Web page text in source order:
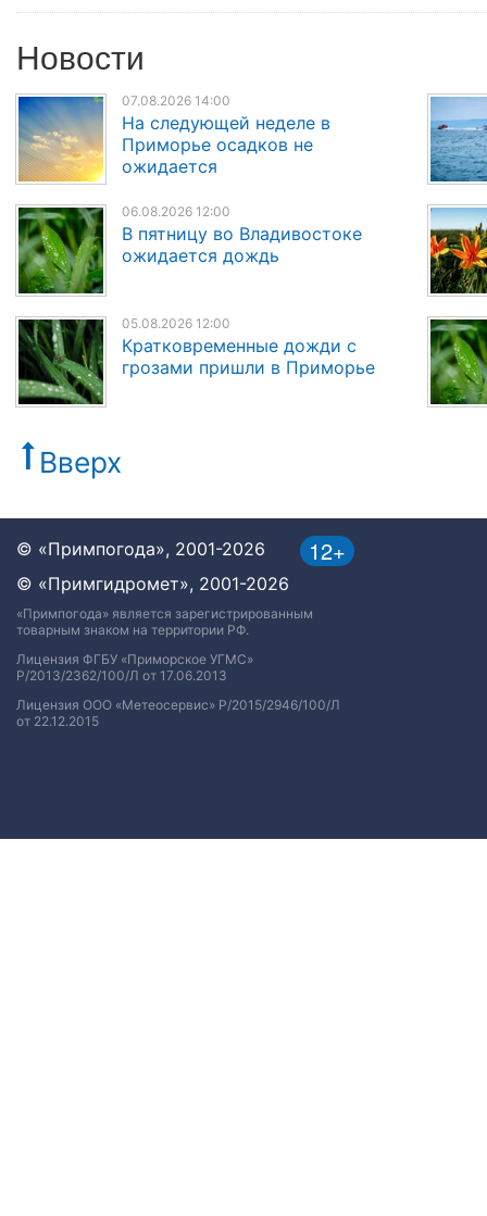
Новости
07.08.2026 14:00
На следующей неделе в
Приморье осадков не
ожидается
06.08.2026 12:00
В пятницу во Владивостоке
ожидается дождь
05.08.2026 12:00
Кратковременные дожди с
грозами пришли в Приморье
Вверх
12+
© «Примпогода», 2001-2026
© «Примгидромет», 2001-2026
«Примпогода» является зарегистрированным
товарным знаком на территории РФ.
Лицензия ФГБУ «Приморское УГМС»
Р/2013/2362/100/Л от 17.06.2013
Лицензия ООО «Метеосервис» Р/2015/2946/100/Л
от 22.12.2015